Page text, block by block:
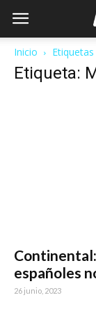
Inicio Etiquetas
Etiqueta:
españoles
26 junio, 2023